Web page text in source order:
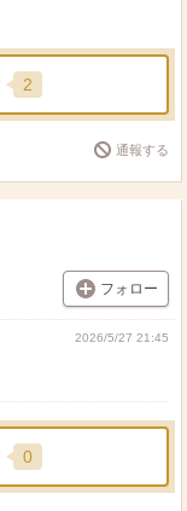
2
通報する
フォロー
2026/5/27 21:45
0